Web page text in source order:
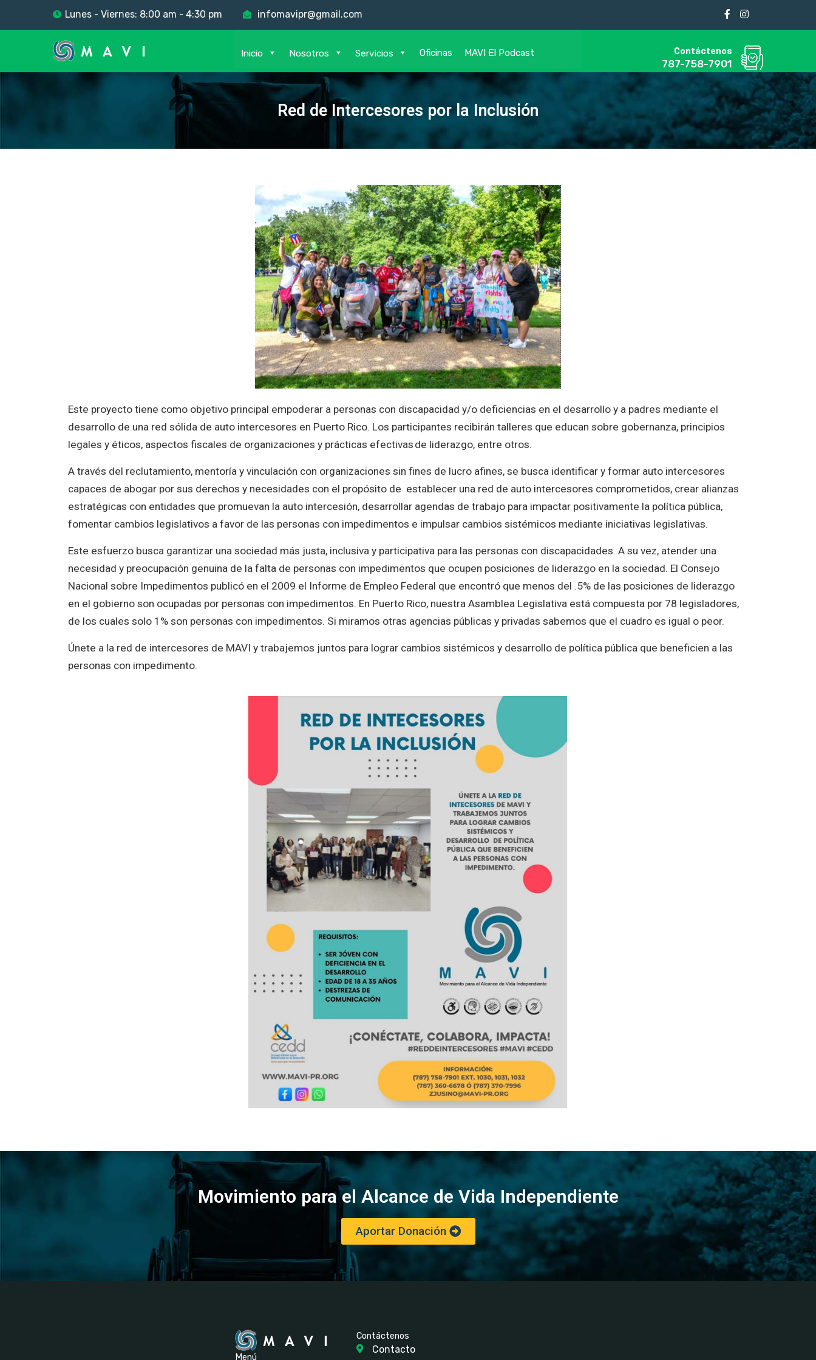
Lunes - Viernes: 8:00 am - 4:30 pm infomavipr@gmail.com
Inicio Nosotros Servicios Oficinas MAVI El Podcast Contáctenos
787-758-7901
Red de Intercesores por la Inclusión
Este proyecto tiene como objetivo principal empoderar a personas con discapacidad y/o deficiencias en el desarrollo y a padres mediante el
desarrollo de una red sólida de auto intercesores en Puerto Rico. Los participantes recibirán talleres que educan sobre gobernanza, principios
legales y éticos, aspectos fiscales de organizaciones y prácticas efectivas de liderazgo, entre otros.
A través del reclutamiento, mentoría y vinculación con organizaciones sin fines de lucro afines, se busca identificar y formar auto intercesores
capaces de abogar por sus derechos y necesidades con el propósito de establecer una red de auto intercesores comprometidos, crear alianzas
estratégicas con entidades que promuevan la auto intercesión, desarrollar agendas de trabajo para impactar positivamente la política pública,
fomentar cambios legislativos a favor de las personas con impedimentos e impulsar cambios sistémicos mediante iniciativas legislativas.
Este esfuerzo busca garantizar una sociedad más justa, inclusiva y participativa para las personas con discapacidades. A su vez, atender una
necesidad y preocupación genuina de la falta de personas con impedimentos que ocupen posiciones de liderazgo en la sociedad. El Consejo
Nacional sobre Impedimentos publicó en el 2009 el Informe de Empleo Federal que encontró que menos del .5% de las posiciones de liderazgo
en el gobierno son ocupadas por personas con impedimentos. En Puerto Rico, nuestra Asamblea Legislativa está compuesta por 78 legisladores,
de los cuales solo 1% son personas con impedimentos. Si miramos otras agencias públicas y privadas sabemos que el cuadro es igual o peor.
Únete a la red de intercesores de MAVI y trabajemos juntos para lograr cambios sistémicos y desarrollo de política pública que beneficien a las
personas con impedimento.
Movimiento para el Alcance de Vida Independiente
Aportar Donación
Menú
Contáctenos
Contacto